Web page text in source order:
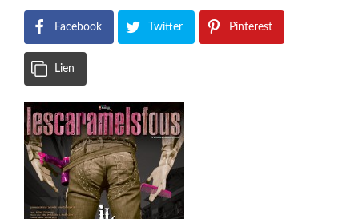
Facebook Twitter Pinterest
Lien